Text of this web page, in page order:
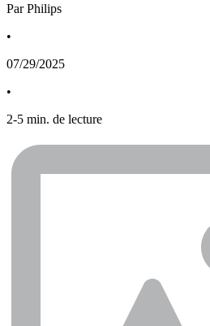
Par Philips
•
07/29/2025
•
2-5 min. de lecture